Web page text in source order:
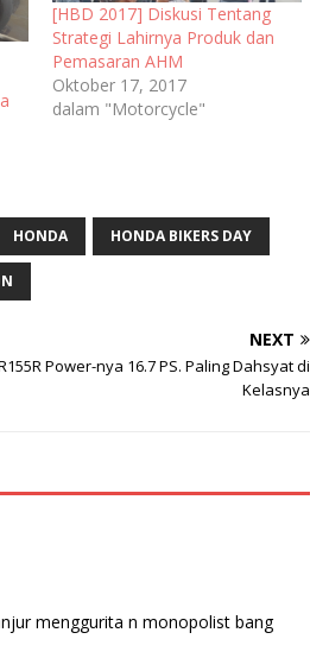
[HBD 2017] Diskusi Tentang
Strategi Lahirnya Produk dan
Pemasaran AHM
Oktober 17, 2017
dalam "Motorcycle"
HONDA HONDA BIKERS DAY
NEXT
Power-nya 16.7 PS. Paling Dahsyat di
Kelasnya
menggurita n monopolist bang